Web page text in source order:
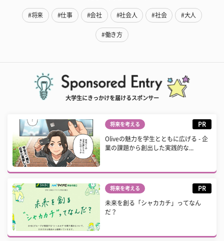
#将来 #仕事 #会社 #社会人 #社会 #大人
#働き方
大学生にきっかけを届けるスポンサー
将来を考える PR
Oliveの魅力を学生とともに広げる - 企
業の課題から創出した実践的な...
将来を考える PR
未来を創る「シャカカチ」ってなん
だ？